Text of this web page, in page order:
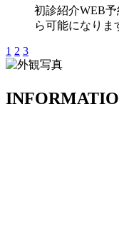
初診紹介WEB
ら可能になりま
1 2 3